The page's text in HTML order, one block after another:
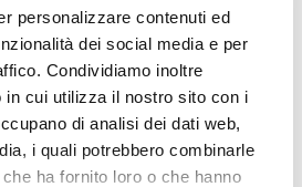
personalizzare contenuti ed
dei social media e per
Condividiamo inoltre
in cui utilizza il nostro sito con i
di analisi dei dati web,
i quali potrebbero combinarle
ha fornito loro o che hanno